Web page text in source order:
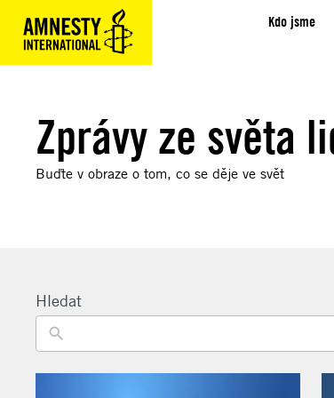
Kdo jsme
Zprávy ze světa
Buďte v obraze o tom, co se děje ve svět
Hledat